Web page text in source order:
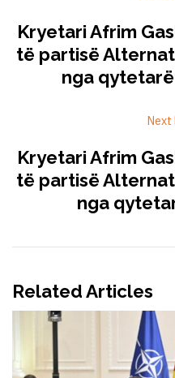
Kryetari Afrim
të partisë
nga
Next
Kryetari Afrim
të partisë
nga
Related Articles